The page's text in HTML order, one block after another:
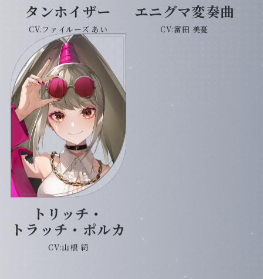
タンホイザー
CV.ファイルーズ あい
エニグマ変奏曲
CV:富田 美憂
トリッチ・
トラッチ・ポルカ
CV:山根 綺